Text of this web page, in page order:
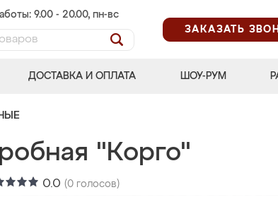
9.00 - 20.00, пн-вс
ЗАКАЗАТЬ
ДОСТАВКА И ОПЛАТА ШОУ-РУМ
"Корго"
0.0 (0 голосов)